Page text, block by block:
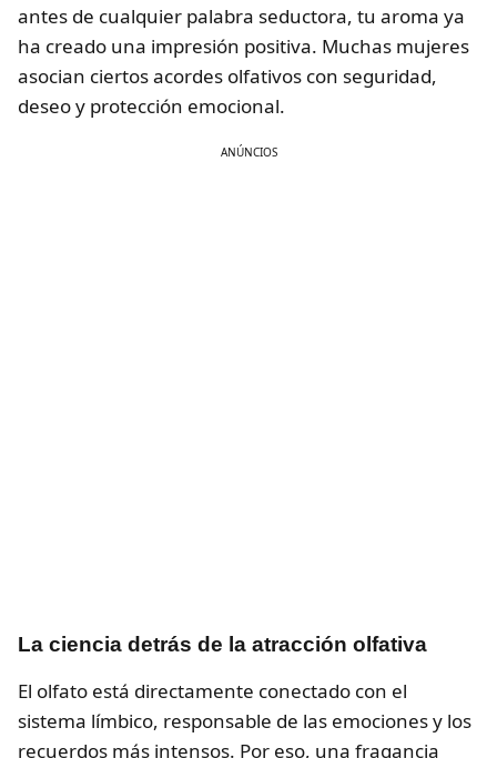
antes de cualquier palabra seductora, tu aroma ya
ha creado una impresión positiva. Muchas mujeres
asocian ciertos acordes olfativos con seguridad,
deseo y protección emocional.
ANÚNCIOS
La ciencia detrás de la atracción olfativa
El olfato está directamente conectado con el
sistema límbico, responsable de las emociones y los
recuerdos más intensos. Por eso, una fragancia